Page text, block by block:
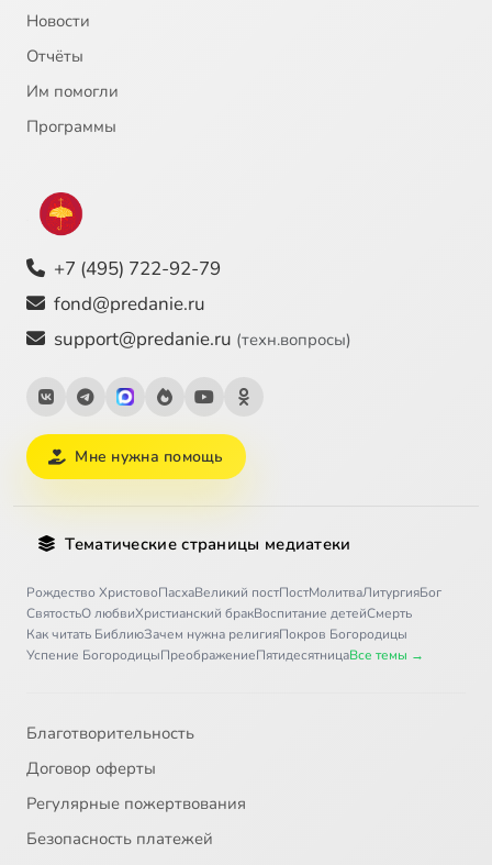
Новости
Отчёты
Им помогли
Программы
+7 (495) 722-92-79
fond@predanie.ru
support@predanie.ru (техн.вопросы)
Мне нужна помощь
Тематические страницы медиатеки
Рождество ХристовоПасхаВеликий постПостМолитваЛитургияБог
СвятостьО любвиХристианский бракВоспитание детейСмерть
Как читать БиблиюЗачем нужна религияПокров Богородицы
Успение БогородицыПреображениеПятидесятницаВсе темы →
Благотворительность
Договор оферты
Регулярные пожертвования
Безопасность платежей